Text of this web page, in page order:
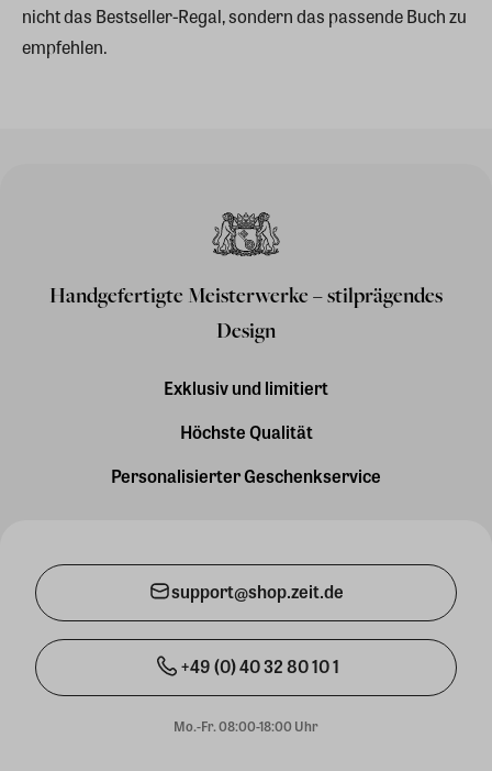
nicht das Bestseller-Regal, sondern das passende Buch zu
empfehlen.
Handgefertigte Meisterwerke – stilprägendes
Design
Exklusiv und limitiert
Höchste Qualität
Personalisierter Geschenkservice
support@shop.zeit.de
+49 (0) 40 32 80 10 1
Mo.-Fr. 08:00-18:00 Uhr